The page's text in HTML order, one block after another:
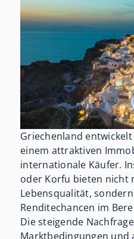
Griechenland
einem attraktiven
internationale Käufer.
oder Korfu bieten nicht
Lebensqualität,
Renditechancen im
Die steigende
Marktbedingungen und